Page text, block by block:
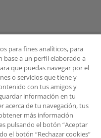
del Área de
para fines analíticos, para
base a un perfil elaborado a
que puedas navegar por el
o servicios que tiene y
con tus amigos y
información en tu
acerca de tu navegación, tus
más información
pulsando el botón “Aceptar
el botón “Rechazar cookies”